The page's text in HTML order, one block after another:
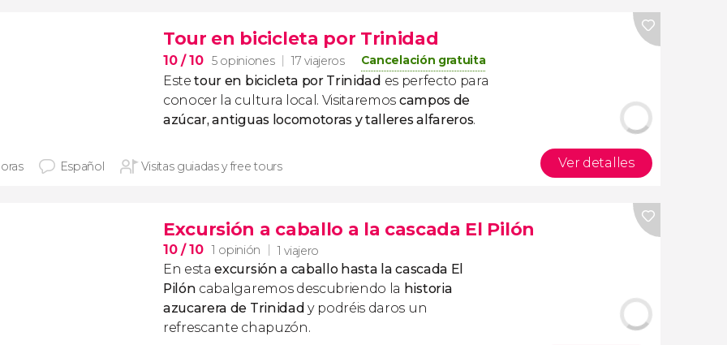
Tour en bicicleta por Trinidad
10/ 10 5 opiniones 17 viajeros Cancelación gratuita
Estetour en bicicleta por Trinidad es perfecto para
conocer la cultura local. Visitaremos campos de
azúcar, antiguas locomotoras y talleres alfareros.
Español Visitas guiadas y free tours Ver detalles
Excursión a caballo a la cascada El Pilón
10/ 10 1 opinión 1 viajero
En estaexcursión a caballo hasta la cascada El
Pilón cabalgaremos descubriendo la historia
azucarera de Trinidad y podréis daros un
refrescante chapuzón.